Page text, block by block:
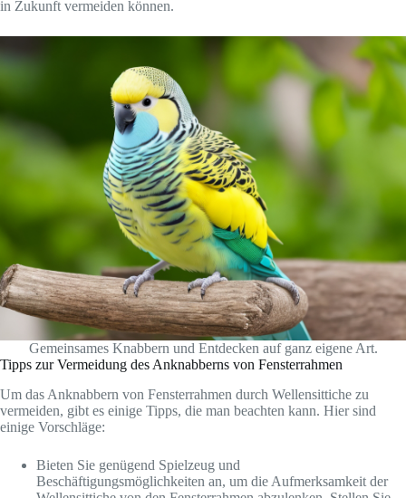
in Zukunft vermeiden können.
Gemeinsames Knabbern und Entdecken auf ganz eigene Art.
Tipps zur Vermeidung des Anknabberns von Fensterrahmen
Um das Anknabbern von Fensterrahmen durch Wellensittiche zu
vermeiden, gibt es einige Tipps, die man beachten kann. Hier sind
einige Vorschläge:
Bieten Sie genügend Spielzeug und
Beschäftigungsmöglichkeiten an, um die Aufmerksamkeit der